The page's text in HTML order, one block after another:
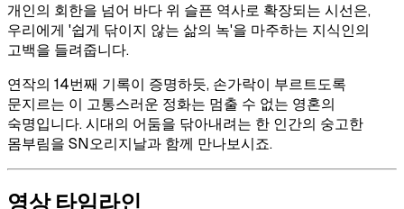
개인의 회한을 넘어 바다 위 슬픈 역사로 확장되는 시선은,
우리에게 '쉽게 닦이지 않는 삶의 녹'을 마주하는 지식인의
고백을 들려줍니다.
연작의 14번째 기록이 증명하듯, 손가락이 부르트도록
문지르는 이 고통스러운 정화는 멈출 수 없는 영혼의
숙명입니다. 시대의 어둠을 닦아내려는 한 인간의 숭고한
몸부림을 SN오리지날과 함께 만나보시죠.
영상 타임라인